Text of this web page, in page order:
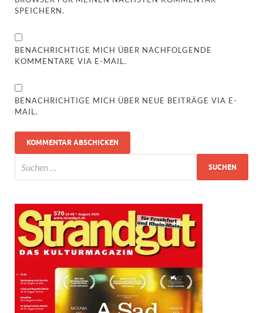
SPEICHERN.
BENACHRICHTIGE MICH ÜBER NACHFOLGENDE
KOMMENTARE VIA E-MAIL.
BENACHRICHTIGE MICH ÜBER NEUE BEITRÄGE VIA E-
MAIL.